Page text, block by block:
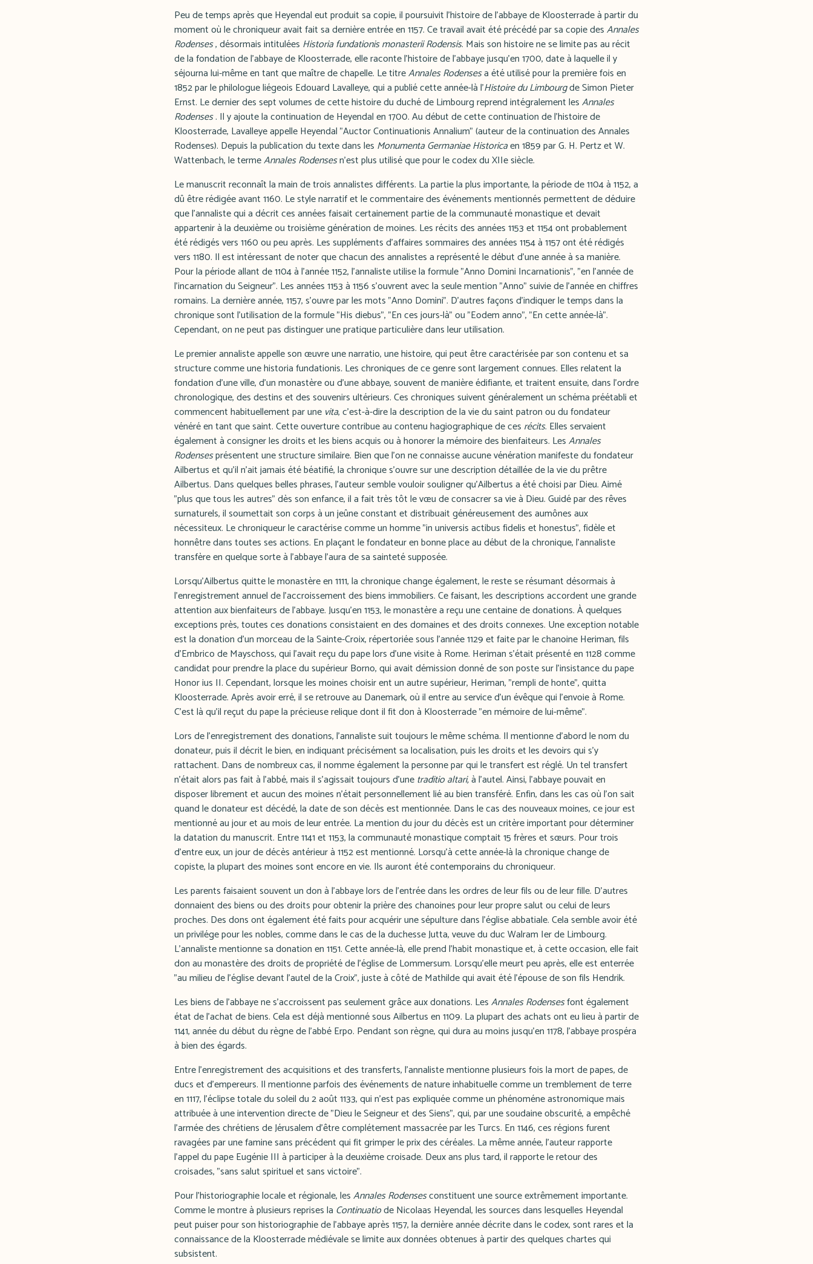
Peu de temps après que Heyendal eut produit sa copie, il poursuivit l'histoire de l'abbaye de Kloosterrade à partir du
moment où le chroniqueur avait fait sa dernière entrée en 1157. Ce travail avait été précédé par sa copie desAnnales
Rodenses, désormais intitulées Historia fundationis monasterii Rodensis. Mais son histoire ne se limite pas au récit
de la fondation de l'abbaye de Kloosterrade, elle raconte l'histoire de l'abbaye jusqu'en 1700, date à laquelle il y
séjourna lui-même en tant que maître de chapelle. Le titreAnnales Rodensesa été utilisé pour la première fois en
1852 par le philologue liégeois Edouard Lavalleye, qui a publié cette année-là l'Histoire du Limbourgde Simon Pieter
Ernst. Le dernier des sept volumes de cette histoire du duché de Limbourg reprend intégralement lesAnnales
Rodenses. Il y ajoute la continuation de Heyendal en 1700. Au début de cette continuation de l'histoire de
Kloosterrade, Lavalleye appelle Heyendal "Auctor Continuationis Annalium" (auteur de la continuation des Annales
Rodenses). Depuis la publication du texte dans les Monumenta Germaniae Historicaen 1859 par G. H. Pertz et W.
Wattenbach, le termeAnnales Rodensesn'est plus utilisé que pour le codex du XIIe siècle.
Le manuscrit reconnaît la main de trois annalistes différents. La partie la plus importante, la période de 1104 à 1152, a
dû être rédigée avant 1160. Le style narratif et le commentaire des événements mentionnés permettent de déduire
que l'annaliste qui a décrit ces années faisait certainement partie de la communauté monastique et devait
appartenir à la deuxième ou troisième génération de moines. Les récits des années 1153 et 1154 ont probablement
été rédigés vers 1160 ou peu après. Les suppléments d'affaires sommaires des années 1154 à 1157 ont été rédigés
vers 1180. Il est intéressant de noter que chacun des annalistes a représenté le début d'une année à sa manière.
Pour la période allant de 1104 à l'année 1152, l'annaliste utilise la formule "Anno Domini Incarnationis", "en l'année de
l'incarnation du Seigneur". Les années 1153 à 1156 s'ouvrent avec la seule mention "Anno" suivie de l'année en chiffres
romains. La dernière année, 1157, s'ouvre par les mots "Anno Domini". D'autres façons d'indiquer le temps dans la
chronique sont l'utilisation de la formule "His diebus", "En ces jours-là" ou "Eodem anno", "En cette année-là".
Cependant, on ne peut pas distinguer une pratique particulière dans leur utilisation.
Le premier annaliste appelle son œuvre une narratio, une histoire, qui peut être caractérisée par son contenu et sa
structure comme une historia fundationis.Les chroniques de ce genre sont largement connues. Elles relatent la
fondation d'une ville, d'un monastère ou d'une abbaye, souvent de manière édifiante, et traitent ensuite, dans l'ordre
chronologique, des destins et des souvenirs ultérieurs. Ces chroniques suivent généralement un schéma préétabli et
commencent habituellement par une vita, c'est-à-dire la description de la vie du saint patron ou du fondateur
vénéré en tant que saint. Cette ouverture contribue au contenu hagiographique de ces récits. Elles servaient
également à consigner les droits et les biens acquis ou à honorer la mémoire des bienfaiteurs. LesAnnales
Rodensesprésentent une structure similaire. Bien que l'on ne connaisse aucune vénération manifeste du fondateur
Ailbertus et qu'il n'ait jamais été béatifié, la chronique s'ouvre sur une description détaillée de la vie du prêtre
Ailbertus. Dans quelques belles phrases, l'auteur semble vouloir souligner qu'Ailbertus a été choisi par Dieu. Aimé
"plus que tous les autres" dès son enfance, il a fait très tôt le vœu de consacrer sa vie à Dieu. Guidé par des rêves
surnaturels, il soumettait son corps à un jeûne constant et distribuait généreusement des aumônes aux
nécessiteux. Le chroniqueur le caractérise comme un homme "in universis actibus fidelis et honestus", fidèle et
honnêtre dans toutes ses actions. En plaçant le fondateur en bonne place au début de la chronique, l'annaliste
transfère en quelque sorte à l'abbaye l'aura de sa sainteté supposée.
Lorsqu'Ailbertus quitte le monastère en 1111, la chronique change également, le reste se résumant désormais à
l'enregistrement annuel de l'accroissement des biens immobiliers. Ce faisant, les descriptions accordent une grande
attention aux bienfaiteurs de l'abbaye. Jusqu'en 1153, le monastère a reçu une centaine de donations. À quelques
exceptions près, toutes ces donations consistaient en des domaines et des droits connexes. Une exception notable
est la donation d'un morceau de la Sainte-Croix, répertoriée sous l'année 1129 et faite par le chanoine Heriman, fils
d'Embrico de Mayschoss, qui l'avait reçu du pape lors d'une visite à Rome. Heriman s'était présenté en 1128 comme
candidat pour prendre la place du supérieur Borno, qui avait démission donné de son poste sur l'insistance du pape
Honor ius II. Cependant, lorsque les moines choisir ent un autre supérieur, Heriman, "rempli de honte", quitta
Kloosterrade. Après avoir erré, il se retrouve au Danemark, où il entre au service d'un évêque qui l'envoie à Rome.
C'est là qu'il reçut du pape la précieuse relique dont il fit don à Kloosterrade "en mémoire de lui-même".
Lors de l'enregistrement des donations, l'annaliste suit toujours le même schéma. Il mentionne d'abord le nom du
donateur, puis il décrit le bien, en indiquant précisément sa localisation, puis les droits et les devoirs qui s'y
rattachent. Dans de nombreux cas, il nomme également la personne par qui le transfert est réglé. Un tel transfert
n'était alors pas fait à l'abbé, mais il s'agissait toujours d'unetraditio altari,à l'autel. Ainsi, l'abbaye pouvait en
disposer librement et aucun des moines n'était personnellement lié au bien transféré. Enfin, dans les cas où l'on sait
quand le donateur est décédé, la date de son décès est mentionnée. Dans le cas des nouveaux moines, ce jour est
mentionné au jour et au mois de leur entrée. La mention du jour du décès est un critère important pour déterminer
la datation du manuscrit. Entre 1141 et 1153, la communauté monastique comptait 15 frères et sœurs. Pour trois
d'entre eux, un jour de décès antérieur à 1152 est mentionné. Lorsqu'à cette année-là la chronique change de
copiste, la plupart des moines sont encore en vie. Ils auront été contemporains du chroniqueur.
Les parents faisaient souvent un don à l'abbaye lors de l'entrée dans les ordres de leur fils ou de leur fille. D'autres
donnaient des biens ou des droits pour obtenir la prière des chanoines pour leur propre salut ou celui de leurs
proches. Des dons ont également été faits pour acquérir une sépulture dans l'église abbatiale. Cela semble avoir été
un privilége pour les nobles, comme dans le cas de la duchesse Jutta, veuve du duc Walram Ier de Limbourg.
L'annaliste mentionne sa donation en 1151. Cette année-là, elle prend l'habit monastique et, à cette occasion, elle fait
don au monastère des droits de propriété de l'église de Lommersum. Lorsqu'elle meurt peu après, elle est enterrée
"au milieu de l'église devant l'autel de la Croix", juste à côté de Mathilde qui avait été l'épouse de son fils Hendrik.
Les biens de l'abbaye ne s'accroissent pas seulement grâce aux donations. LesAnnales Rodensesfont également
état de l'achat de biens. Cela est déjà mentionné sous Ailbertus en 1109. La plupart des achats ont eu lieu à partir de
1141, année du début du règne de l'abbé Erpo. Pendant son règne, qui dura au moins jusqu'en 1178, l'abbaye prospéra
à bien des égards.
Entre l'enregistrement des acquisitions et des transferts, l'annaliste mentionne plusieurs fois la mort de papes, de
ducs et d'empereurs. Il mentionne parfois des événements de nature inhabituelle comme un tremblement de terre
en 1117, l'éclipse totale du soleil du 2 août 1133, qui n'est pas expliquée comme un phénoméne astronomique mais
attribuée à une intervention directe de "Dieu le Seigneur et des Siens", qui, par une soudaine obscurité, a empêché
l'armée des chrétiens de Jérusalem d'être complétement massacrée par les Turcs. En 1146, ces régions furent
ravagées par une famine sans précédent qui fit grimper le prix des céréales. La même année, l'auteur rapporte
l'appel du pape Eugénie III à participer à la deuxième croisade. Deux ans plus tard, il rapporte le retour des
croisades, "sans salut spirituel et sans victoire".
Pour l'historiographie locale et régionale, lesAnnales Rodensesconstituent une source extrêmement importante.
Comme le montre à plusieurs reprises la Continuatiode Nicolaas Heyendal, les sources dans lesquelles Heyendal
peut puiser pour son historiographie de l'abbaye après 1157, la dernière année décrite dans le codex, sont rares et la
connaissance de la Kloosterrade médiévale se limite aux données obtenues à partir des quelques chartes qui
subsistent.